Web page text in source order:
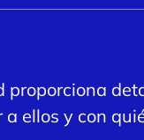
a ellos y con